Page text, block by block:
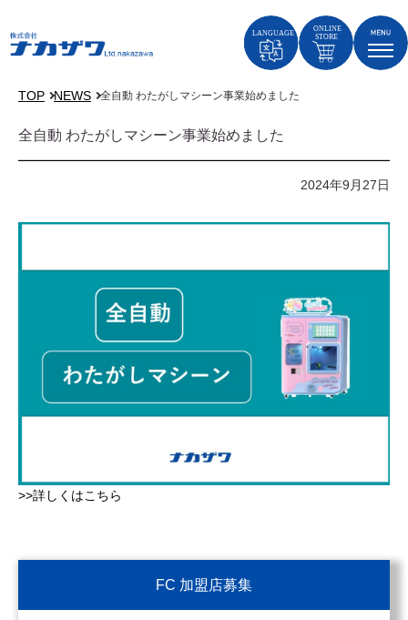
TOP NEWS 全自動 わたがしマシーン事業始めました
全自動 わたがしマシーン事業始めました
2024年9月27日
>>詳しくはこちら
FC 加盟店募集